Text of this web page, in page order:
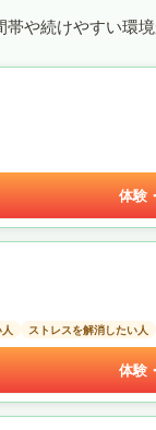
や続けやすい環境
体験
ストレスを解消したい人
体験